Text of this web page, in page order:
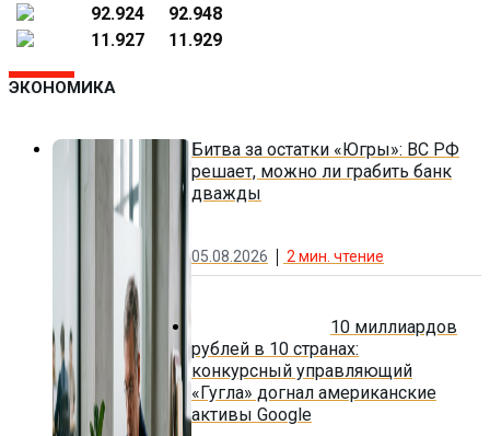
92.924
92.948
11.927
11.929
ЭКОНОМИКА
Битва за остатки «Югры»: ВС РФ
решает, можно ли грабить банк
дважды
05.08.2026 2 мин. чтение
10 миллиардов
рублей в 10 странах:
конкурсный управляющий
«Гугла» догнал американские
активы Google